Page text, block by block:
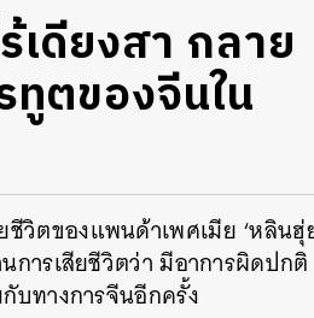
เดียงสา กลาย
ทูตของจีนใน
วิตของแพนด้าเพศเมีย ‘หลินฮุ่
ารเสียชีวิตว่า มีอาการผิดปกติ
บทางการจีนอีกครั้ง